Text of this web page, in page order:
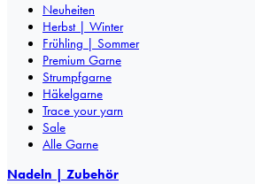
Neuheiten
Herbst | Winter
Frühling | Sommer
Premium Garne
Strumpfgarne
Häkelgarne
Trace your yarn
Sale
Alle Garne
Nadeln | Zubehör